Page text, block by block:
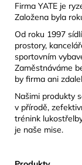
Firma YATE je
Založena byla
Od roku 1997
prostory,
sportovním
Zaměstnáváme
by firma ani
Našimi produkty
v přírodě,
trénink
je naše mise.